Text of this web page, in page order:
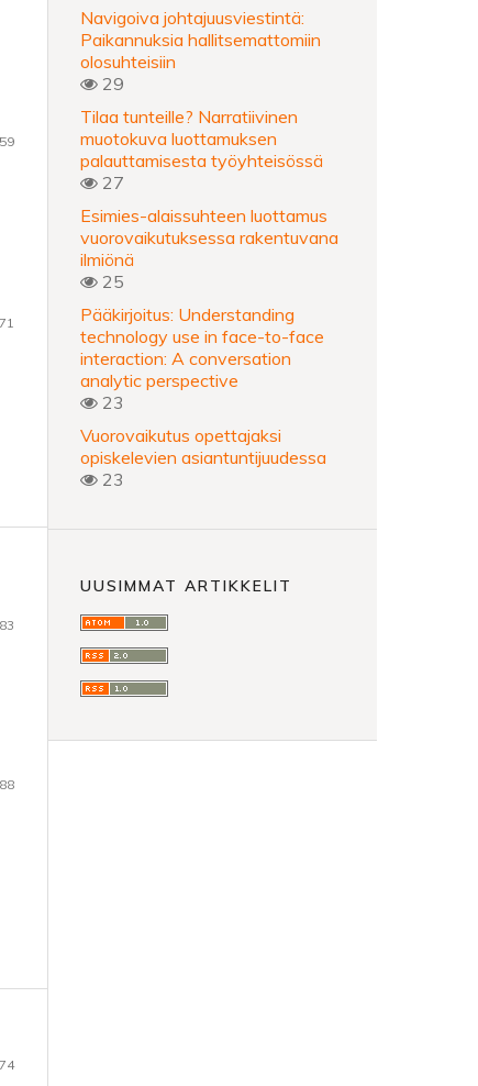
Navigoiva johtajuusviestintä:
Paikannuksia hallitsemattomiin
olosuhteisiin
29
Tilaa tunteille? Narratiivinen
muotokuva luottamuksen
palauttamisesta työyhteisössä
27
Esimies-alaissuhteen luottamus
vuorovaikutuksessa rakentuvana
ilmiönä
25
Pääkirjoitus: Understanding
technology use in face-to-face
interaction: A conversation
analytic perspective
23
Vuorovaikutus opettajaksi
opiskelevien asiantuntijuudessa
23
UUSIMMAT ARTIKKELIT